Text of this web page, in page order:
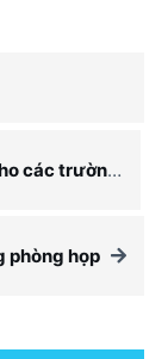
tạo quy mô 8000 học viên
phòng họp